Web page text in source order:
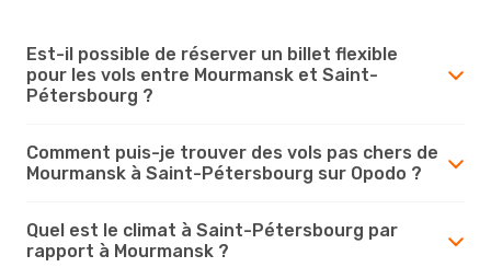
Est-il possible de réserver un billet flexible
pour les vols entre Mourmansk et Saint-
Pétersbourg ?
Comment puis-je trouver des vols pas chers de
Mourmansk à Saint-Pétersbourg sur Opodo ?
Quel est le climat à Saint-Pétersbourg par
rapport à Mourmansk ?